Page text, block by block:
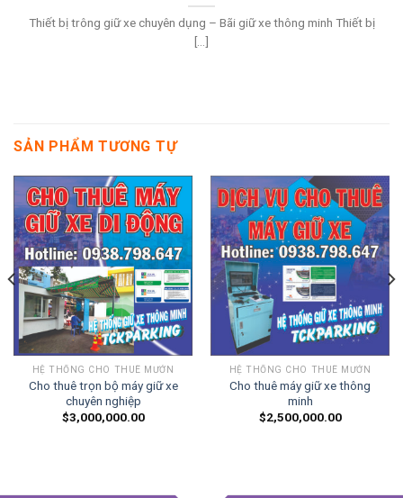
Thiết bị trông giữ xe chuyên dụng – Bãi giữ xe thông minh Thiết bị
[...]
SẢN PHẨM TƯƠNG TỰ
HỆ THỐNG CHO THUÊ MƯỚN
Cho thuê trọn bộ máy giữ xe
chuyên nghiệp
$3,000,000.00
HỆ THỐNG CHO THUÊ MƯỚN
Cho thuê máy giữ xe thông
minh
$2,500,000.00